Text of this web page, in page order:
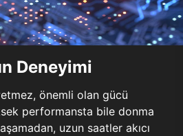
Deneyimi
önemli olan gücü
performansta bile donma
uzun saatler akıcı